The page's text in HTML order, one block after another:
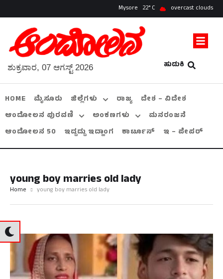
Mysore 22 overcast clouds
ಹುಡುಕಿ
ಶುಕ್ರವಾರ, 07 ಆಗಸ್ಟ್ 2026
HOME ಮೈಸೂರು ಜಿಲ್ಲೆಗಳು ರಾಜ್ಯ
ದೇಶ – ವಿದೇಶ
ಆಂದೋಲನ ಪುರವಣಿ
ಅಂಕಣಗಳು
ಮನರಂಜನೆ
ಆಂದೋಲನ 50
ಇದ್ದದ್ದು ಇದ್ಹಾಂಗ ಕಾರ್ಟೂನ್ ಇ – ಪೇಪರ್
young boy marries old lady
Home young boy marries old lady